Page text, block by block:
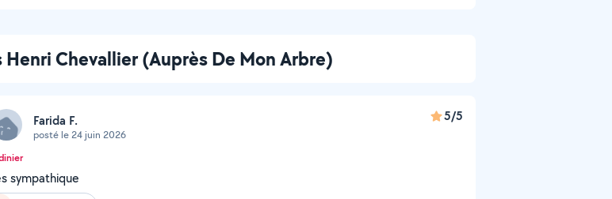
Henri Chevallier (Auprès De Mon Arbre)
Farida F.
posté le 24 juin 2026
5/5
sympathique